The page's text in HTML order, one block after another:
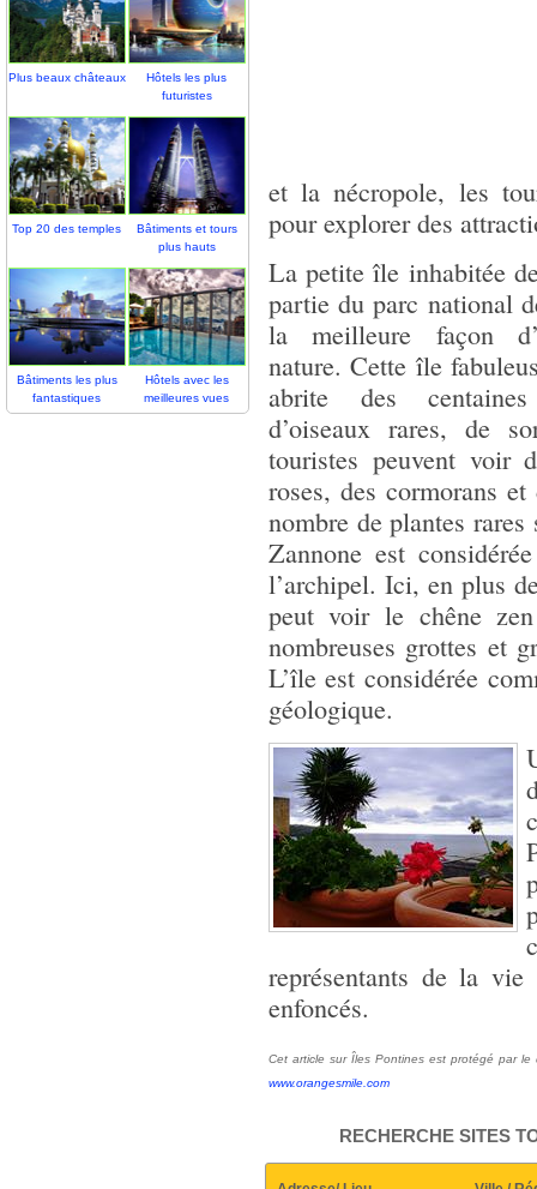
Plus beaux châteaux
Hôtels les plus
futuristes
Top 20 des temples
Bâtiments et tours
plus hauts
Bâtiments les plus
fantastiques
Hôtels avec les
meilleures vues
et la nécropole, les
pour explorer des
La petite île inhabitée
partie du parc national
la meilleure façon
nature. Cette île
abrite des centaines
d’oiseaux rares, de
touristes peuvent voir
roses, des cormorans
nombre de plantes
Zannone est
l’archipel. Ici, en plus
peut voir le chêne
nombreuses grottes et
L’île est considérée
géologique.
représentants de la
enfoncés.
Cet article sur Îles Pontines est protégé par
www.orangesmile.com
RECHERCHE SITES